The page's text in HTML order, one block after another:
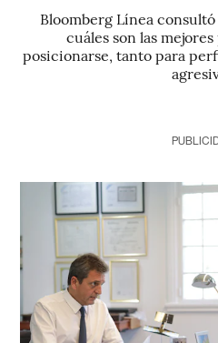
Bloomberg Línea
cuáles son las
posicionarse, tanto para